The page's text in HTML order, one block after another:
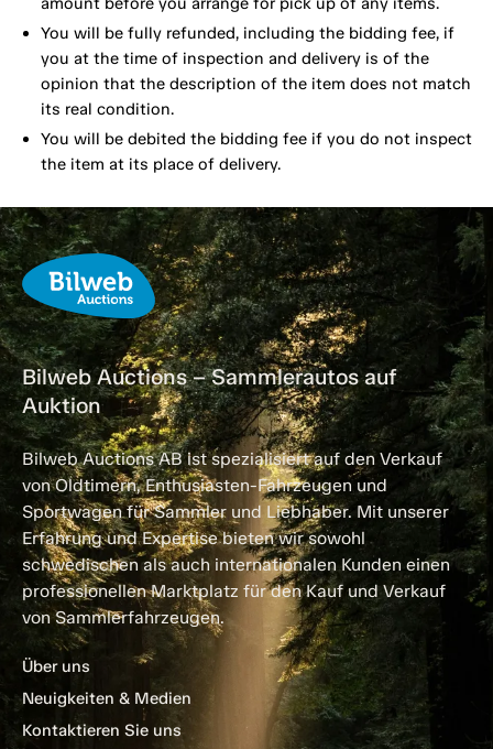
You will be fully refunded, including the bidding fee, if
you at the time of inspection and delivery is of the
opinion that the description of the item does not match
its real condition.
You will be debited the bidding fee if you do not inspect
the item at its place of delivery.
Bilweb Auctions – Sammlerautos auf
Auktion
Bilweb Auctions AB ist spezialisiert auf den Verkauf
von Oldtimern, Enthusiasten-Fahrzeugen und
Sportwagen für Sammler und Liebhaber. Mit unserer
Erfahrung und Expertise bieten wir sowohl
schwedischen als auch internationalen Kunden einen
professionellen Marktplatz für den Kauf und Verkauf
von Sammlerfahrzeugen.
Über uns
Neuigkeiten & Medien
Kontaktieren Sie uns